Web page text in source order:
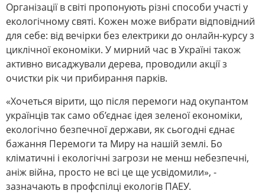
Організаціїв світі пропонують різні способи участі у
екологічному святі. Кожен може вибрати відповідний
для себе: від вечірки без електрики до онлайн-курсу з
циклічної економіки. У мирний час в Україні також
активно висаджували дерева, проводили акції з
очистки рік чи прибирання парків.
«Хочеться вірити, що після перемоги над окупантом
українців так само об’єднає ідея зеленої економіки,
екологічно безпечної держави, як сьогодні єднає
бажання Перемоги та Миру на нашій землі. Бо
кліматичні і екологічні загрози не менш небезпечні,
аніж війна, просто не всі це ще усвідомили», -
зазначають в профспілці екологів ПАЕУ.